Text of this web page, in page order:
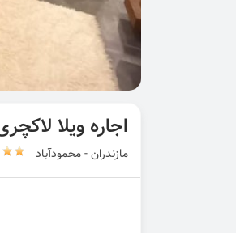
اجاره ویلا
مازندران - محمودآباد